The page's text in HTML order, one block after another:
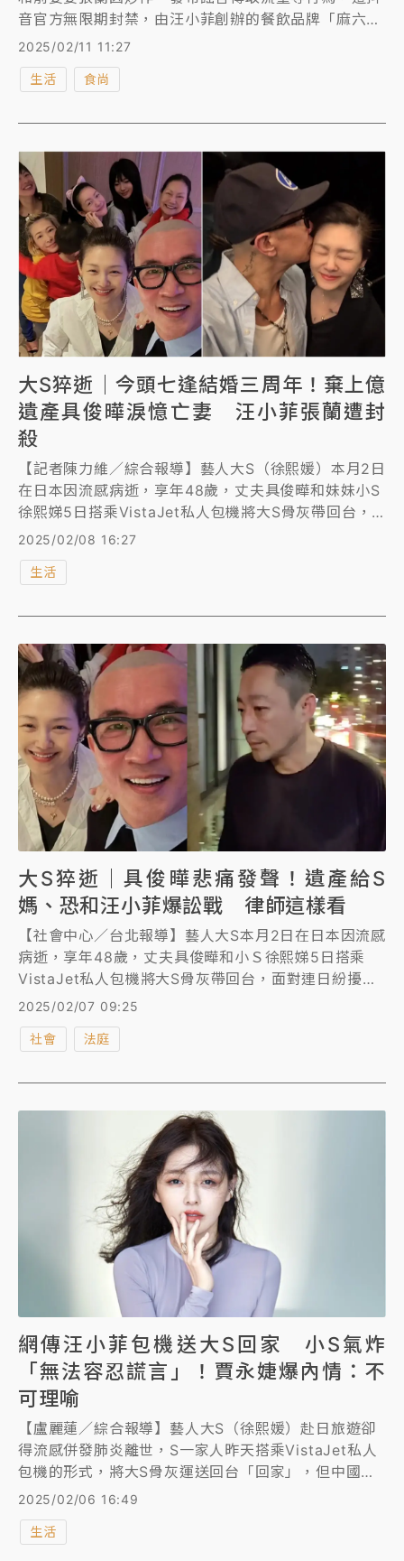
音官方無限期封禁，由汪小菲創辦的餐飲品牌「麻六
記」也有陸網發出抵制行動。不過現在卻傳出，「麻六
業者回應：「現階段不適合進行進駐的合作。」意指合
2025/02/11 11:27
生活 食尚
大S猝逝｜今頭七逢結婚三周年！棄上億
遺產具俊曄淚憶亡妻 汪小菲張蘭遭封
殺
【記者陳力維／綜合報導】藝人大S（徐熙媛）本月2日
在日本因流感病逝，享年48歲，丈夫具俊曄和妹妹小S
徐熙娣5日搭乘VistaJet私人包機將大S骨灰帶回台，
大S遺產及侵權問題備受矚目。面對連日紛擾，具俊曄6
日晚悲痛發聲，聲明不會爭取大S上億遺產，全數歸S媽
處理，強調採取法律行動保護家人，遠離「壞人」汪小
婚姻三週年，具俊曄在IG深情告白亡妻「영원히 사랑
해『永遠愛妳』」，而汪小菲與張蘭一家，則是被中國
大陸社群平台「抖音」宣告無限期封禁，大快人心！
2025/02/08 16:27
生活
大S猝逝｜具俊曄悲痛發聲！遺產給S
媽、恐和汪小菲爆訟戰 律師這樣看
【社會中心／台北報導】藝人大S本月2日在日本因流感
病逝，享年48歲，丈夫具俊曄和小Ｓ徐熙娣5日搭乘
VistaJet私人包機將大S骨灰帶回台，面對連日紛擾，
具俊曄昨晚悲痛發聲，暗酸大S前夫汪小菲「裝淒涼淋
媽，但也會採取法律行動保護「家人」，遠離壞人。律
宏則建議，具俊曄可以繼承取得遺產後，再把遺產移轉
給S媽較安全。
2025/02/07 09:25
社會 法庭
網傳汪小菲包機送大S回家 小S氣炸
「無法容忍謊言」！賈永婕爆內情：不
可理喻
【盧麗蓮／綜合報導】藝人大S（徐熙媛）赴日旅遊卻
得流感併發肺炎離世，S一家人昨天搭乘VistaJet私人
包機的形式，將大S骨灰運送回台「回家」，但中國大
陸網路上卻傳出這筆費用是前夫汪小菲付的，讓小S氣
炸駁斥，「人在做天在看，尤其我姊姊現在也在天上
了，這種讓人無法容忍的謊言還要繼續出現嗎？」
2025/02/06 16:49
生活